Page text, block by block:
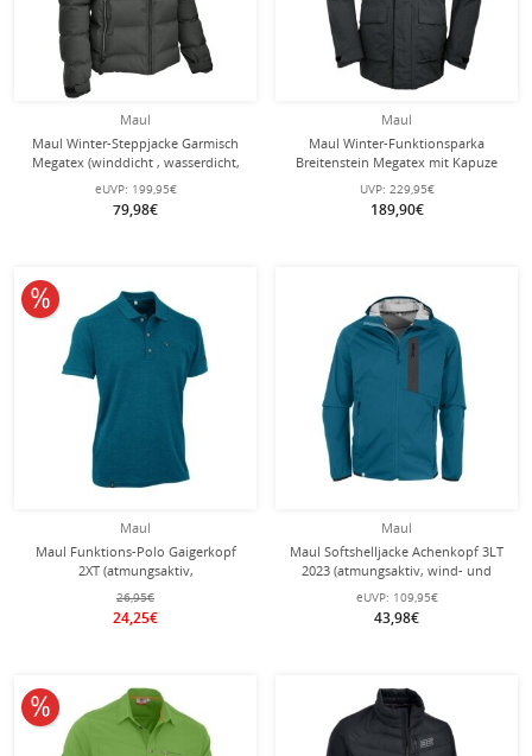
Maul
Maul Winter-Steppjacke Garmisch
Megatex (winddicht , wasserdicht,
hohe Wärmeisolierung) darkgrün
Herren
eUVP: 199,95€
79,98€
Maul
Maul Winter-Funktionsparka
Breitenstein Megatex mit Kapuze
dunkelgrau Herren
UVP: 229,95€
189,90€
Maul
Maul Funktions-Polo Gaigerkopf
2XT (atmungsaktiv,
schnelltrocknend, dauerhaft frisch
durch Polygiene) petrol Herren
26,95€
24,25€
10% reduziert
Maul
Maul Softshelljacke Achenkopf 3LT
2023 (atmungsaktiv, wind- und
wasserdicht) petrolblau Herren
eUVP: 109,95€
43,98€
10% reduziert